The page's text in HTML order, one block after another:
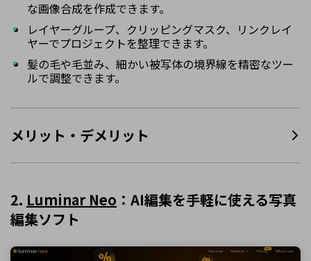
な画像合成を作成できます。
レイヤーグループ、クリッピングマスク、リンクレイ
ヤーでプロジェクトを整理できます。
髪の毛や毛並み、細かい被写体の境界線を精密なツー
ルで調整できます。
メリット・デメリット
2. Luminar Neo ：AI編集を手軽に使える写真
編集ソフト